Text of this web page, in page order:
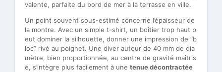
valente, parfaite du bord de mer à la terrasse en ville.
Un point souvent sous-estimé concerne l’épaisseur de
la montre. Avec un simple t-shirt, un boîtier trop haut p
eut dominer la silhouette, donner une impression de “b
loc” rivé au poignet. Une diver autour de 40 mm de dia
mètre, bien proportionnée, au centre de gravité maîtris
é, s’intègre plus facilement à une tenue décontractée